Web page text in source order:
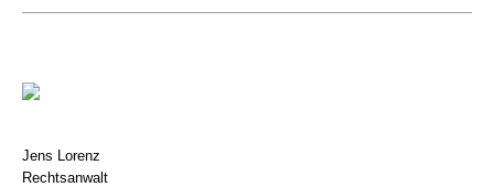
Beitritt zum Verein
Jens Lorenz
Rechtsanwalt